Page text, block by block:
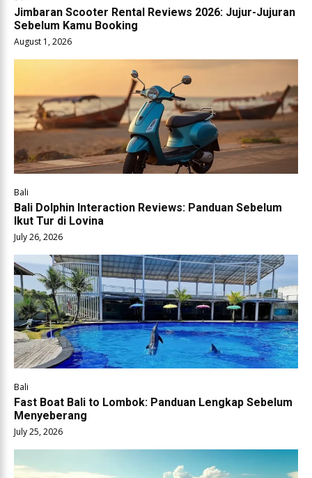
Jimbaran Scooter Rental Reviews 2026: Jujur-Jujuran
Sebelum Kamu Booking
August 1, 2026
Bali
Bali Dolphin Interaction Reviews: Panduan Sebelum
Ikut Tur di Lovina
July 26, 2026
Bali
Fast Boat Bali to Lombok: Panduan Lengkap Sebelum
Menyeberang
July 25, 2026